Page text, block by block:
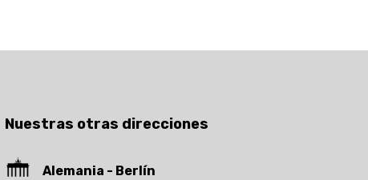
Nuestras otras direcciones
Alemania - Berlín